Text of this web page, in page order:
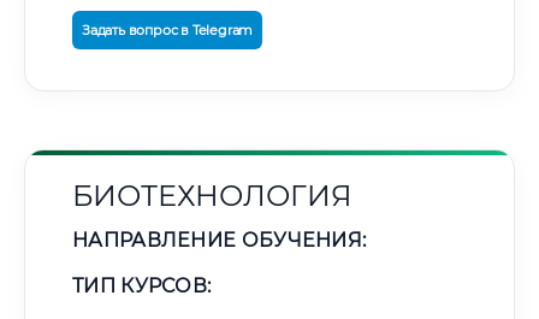
Задать вопрос в Telegram
БИОТЕХНОЛОГИЯ
НАПРАВЛЕНИЕ ОБУЧЕНИЯ:
ТИП КУРСОВ: